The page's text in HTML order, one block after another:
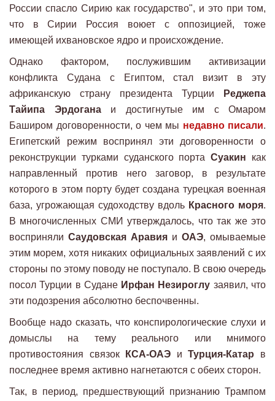
России спасло Сирию как государство", и это при том,
что в Сирии Россия воюет с оппозицией, тоже
имеющей ихвановское ядро и происхождение.
Однако фактором, послужившим активизации
конфликта Судана с Египтом, стал визит в эту
африканскую страну президента Турции
Реджепа
Тайипа Эрдоганаи достигнутые им с Омаром
Баширом договоренности, о чем мы недавно писали.
Египетский режим воспринял эти договоренности о
реконструкции турками суданского портаСуакин как
направленный против него заговор, в результате
которого в этом порту будет создана турецкая военная
база, угрожающая судоходству вдоль Красного моря.
В многочисленных СМИ утверждалось, что так же это
восприняли Саудовская Аравия и ОАЭ, омываемые
этим морем, хотя никаких официальных заявлений с их
стороны по этому поводу не поступало. В свою очередь
посол Турции в Судане Ирфан Незироглу заявил, что
эти подозрения абсолютно беспочвенны.
Вообще надо сказать, что конспирологические слухи и
домыслы на тему реального или мнимого
противостояния связок
КСА-ОАЭ иТурция-Катар в
последнее время активно нагнетаются с обеих сторон.
Так, в период, предшествующий признанию Трампом